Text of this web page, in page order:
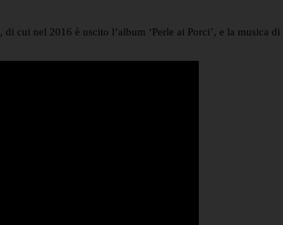
, di cui nel 2016 è uscito l’album ‘Perle ai Porci’, e la musica di